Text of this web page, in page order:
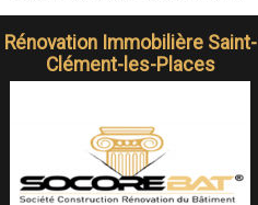
Rénovation Immobilière Saint-
Clément-les-Places